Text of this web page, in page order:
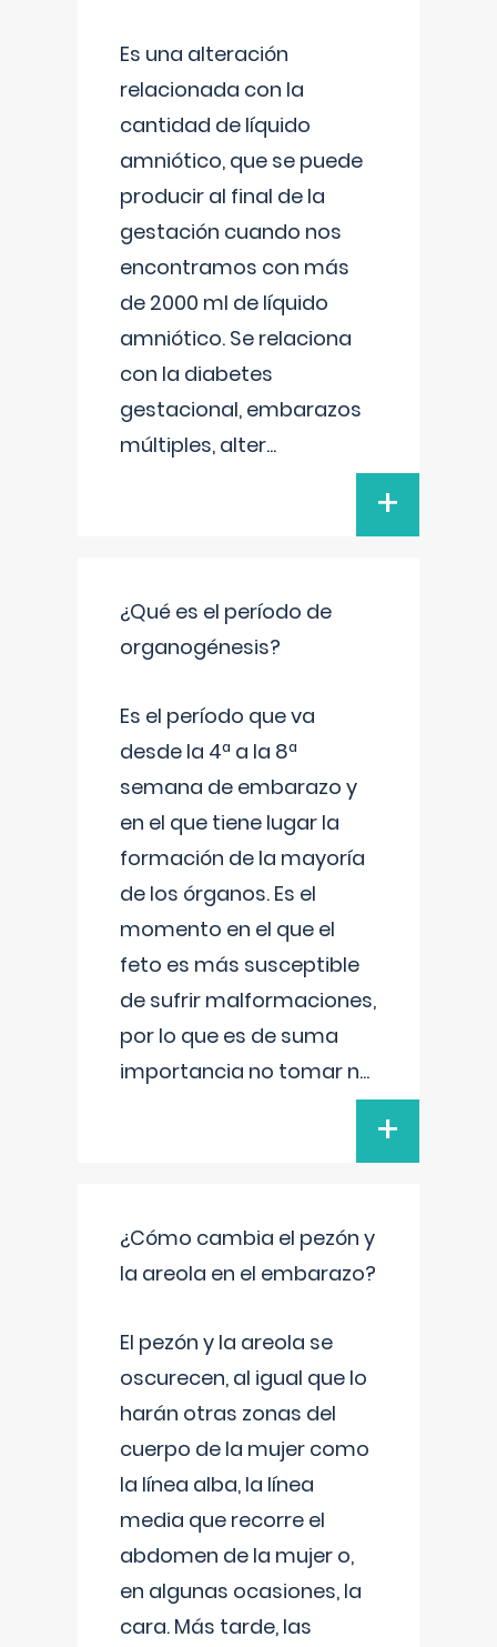
Es una alteración
relacionada con la
cantidad de líquido
amniótico, que se puede
producir al final de la
gestación cuando nos
encontramos con más
de 2000 ml de líquido
amniótico. Se relaciona
con la diabetes
gestacional, embarazos
múltiples, alter...
+
¿Qué es el período de
organogénesis?
Es el período que va
desde la 4ª a la 8ª
semana de embarazo y
en el que tiene lugar la
formación de la mayoría
de los órganos. Es el
momento en el que el
feto es más susceptible
de sufrir malformaciones,
por lo que es de suma
importancia no tomar n...
+
¿Cómo cambia el pezón y
la areola en el embarazo?
El pezón y la areola se
oscurecen, al igual que lo
harán otras zonas del
cuerpo de la mujer como
la línea alba, la línea
media que recorre el
abdomen de la mujer o,
en algunas ocasiones, la
cara. Más tarde, las